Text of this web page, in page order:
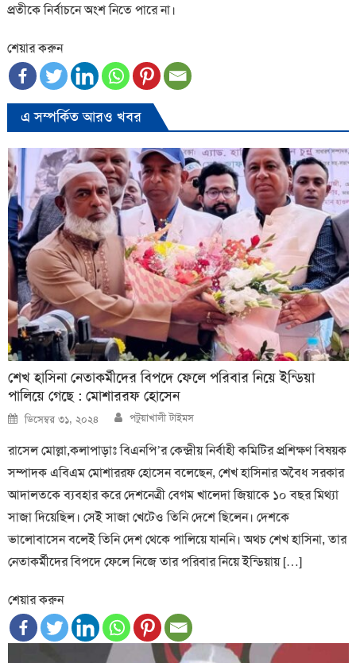
প্রতীকে নির্বাচনে অংশ নিতে পারে না।
শেয়ার করুন
এ সম্পর্কিত আরও খবর
শেখ হাসিনা নেতাকর্মীদের বিপদে ফেলে পরিবার নিয়ে ইন্ডিয়া
পালিয়ে গেছে : মোশাররফ হোসেন
Posted
on
ডিসেম্বর ৩১, ২০২৪ Author
পটুয়াখালী টাইমস
রাসেল মোল্লা,কলাপাড়াঃ বিএনপি’র কেন্দ্রীয় নির্বাহী কমিটির প্রশিক্ষণ বিষয়ক
সম্পাদক এবিএম মোশাররফ হোসেন বলেছেন, শেখ হাসিনার অবৈধ সরকার
আদালতকে ব্যবহার করে দেশনেত্রী বেগম খালেদা জিয়াকে ১০ বছর মিথ্যা
সাজা দিয়েছিল। সেই সাজা খেটেও তিনি দেশে ছিলেন। দেশকে
ভালোবাসেন বলেই তিনি দেশ থেকে পালিয়ে যাননি। অথচ শেখ হাসিনা, তার
নেতাকর্মীদের বিপদে ফেলে নিজে তার পরিবার নিয়ে ইন্ডিয়ায় […]
শেয়ার করুন